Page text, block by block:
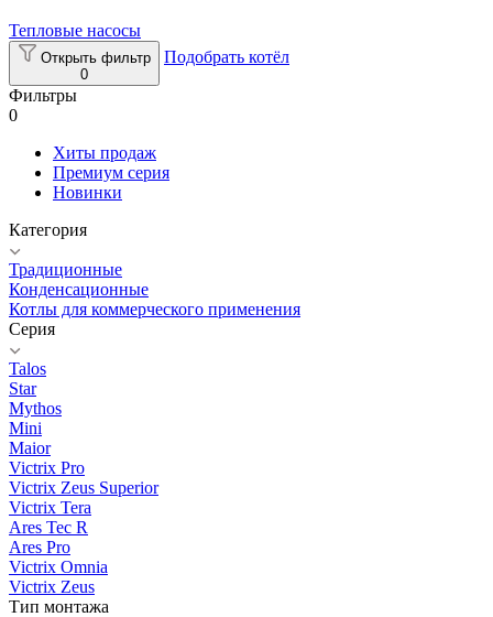
Тепловые насосы
Открыть фильтр
0
Подобрать котёл
Фильтры
0
Хиты продаж
Премиум серия
Новинки
Категория
Традиционные
Конденсационные
Котлы для коммерческого применения
Серия
Talos
Star
Mythos
Mini
Maior
Victrix Pro
Victrix Zeus Superior
Victrix Tera
Ares Tec R
Ares Pro
Victrix Omnia
Victrix Zeus
Тип монтажа